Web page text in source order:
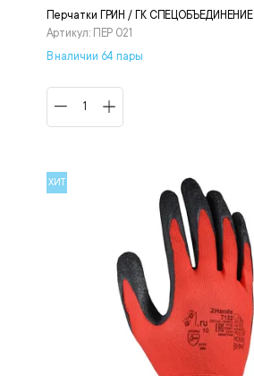
Перчатки ГРИН / ГК СПЕЦОБЪЕДИНЕНИЕ
Артикул: ПЕР 021
В наличии 64 пары
ХИТ